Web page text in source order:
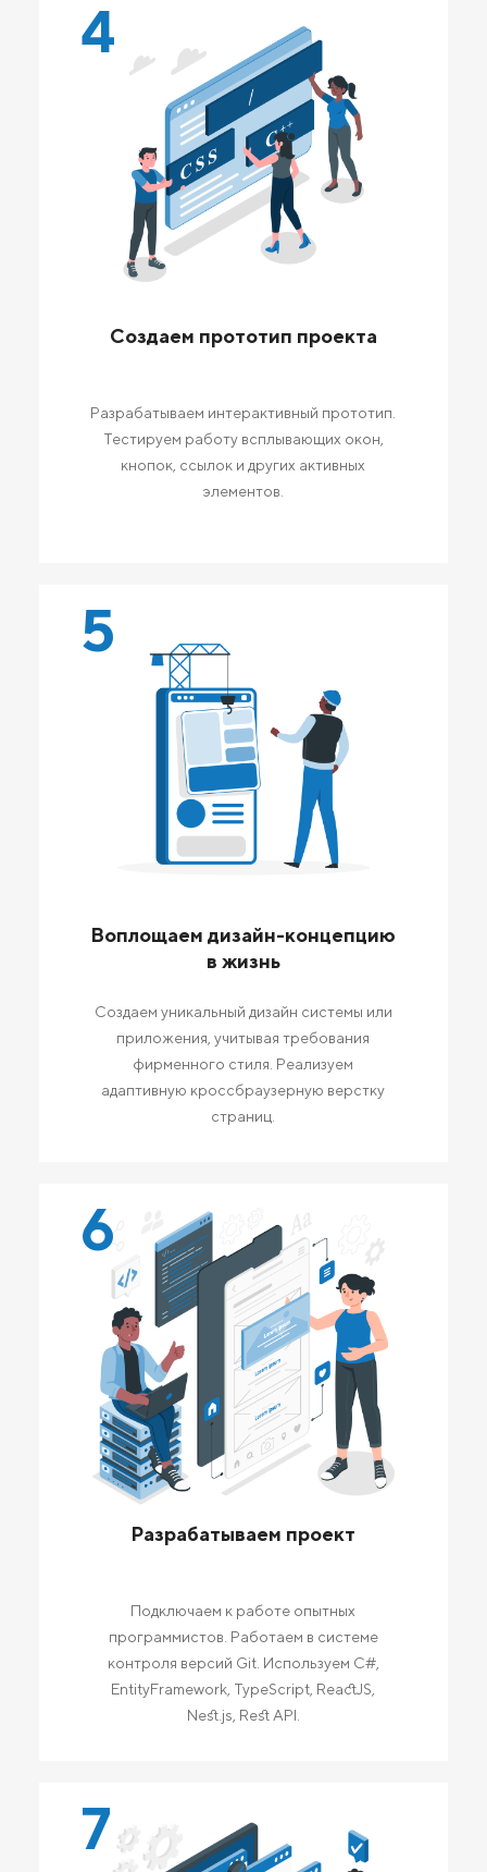
4
Создаем прототип проекта
Разрабатываем интерактивный прототип.
Тестируем работу всплывающих окон,
кнопок, ссылок и других активных
элементов.
5
Воплощаем дизайн-концепцию
в жизнь
Создаем уникальный дизайн системы или
приложения, учитывая требования
фирменного стиля. Реализуем
адаптивную кроссбраузерную верстку
страниц.
6
Разрабатываем проект
Подключаем к работе опытных
программистов. Работаем в системе
контроля версий Git. Используем C#,
EntityFramework, TypeScript, ReactJS,
Nest.js, Rest API.
7